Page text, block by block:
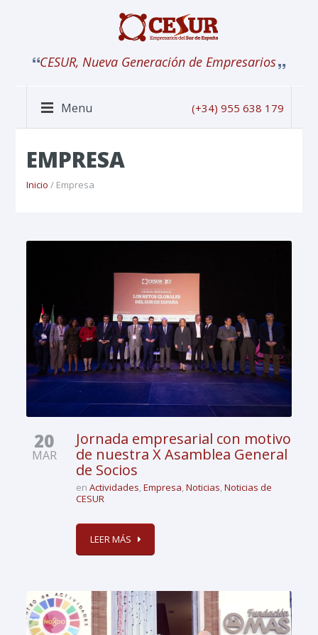
CESUR, Nueva Generación de Empresarios
Menu (+34) 955 638 179
EMPRESA
Inicio / Empresa
20
MAR
Jornada empresarial con motivo
de nuestra X Asamblea General
de Socios
enActividades,Empresa,Noticias,Noticias de
CESUR
LEER MÁS